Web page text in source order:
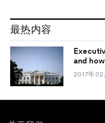
最热内容
and
2017年02